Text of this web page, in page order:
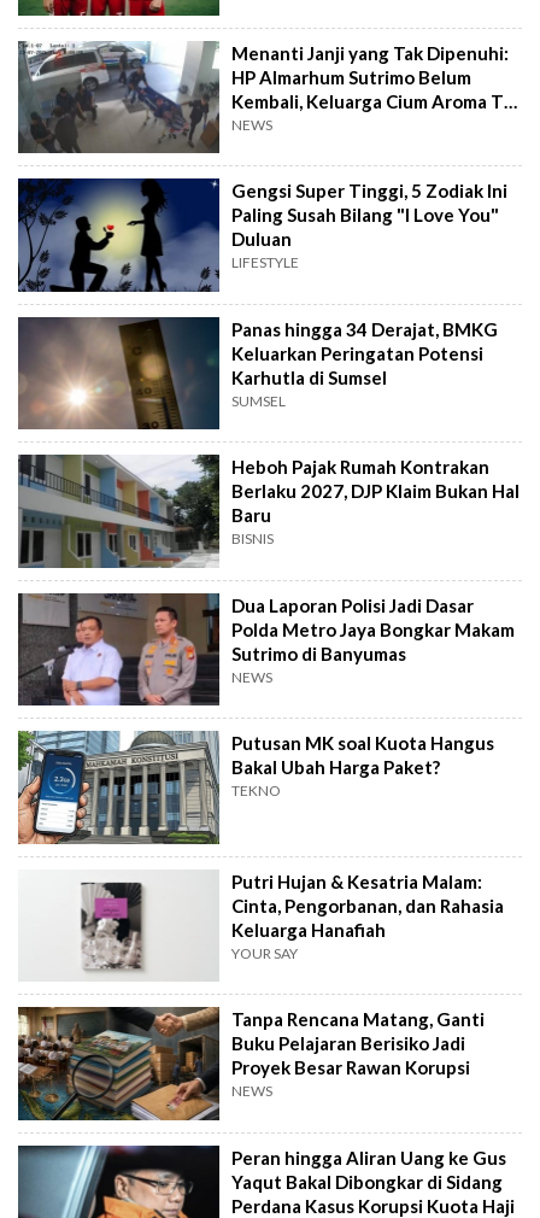
Menanti Janji yang Tak Dipenuhi:
HP Almarhum Sutrimo Belum
Kembali, Keluarga Cium Aroma Tak
Beres
NEWS
Gengsi Super Tinggi, 5 Zodiak Ini
Paling Susah Bilang "I Love You"
Duluan
LIFESTYLE
Panas hingga 34 Derajat, BMKG
Keluarkan Peringatan Potensi
Karhutla di Sumsel
SUMSEL
Heboh Pajak Rumah Kontrakan
Berlaku 2027, DJP Klaim Bukan Hal
Baru
BISNIS
Dua Laporan Polisi Jadi Dasar
Polda Metro Jaya Bongkar Makam
Sutrimo di Banyumas
NEWS
Putusan MK soal Kuota Hangus
Bakal Ubah Harga Paket?
TEKNO
Putri Hujan & Kesatria Malam:
Cinta, Pengorbanan, dan Rahasia
Keluarga Hanafiah
YOUR SAY
Tanpa Rencana Matang, Ganti
Buku Pelajaran Berisiko Jadi
Proyek Besar Rawan Korupsi
NEWS
Peran hingga Aliran Uang ke Gus
Yaqut Bakal Dibongkar di Sidang
Perdana Kasus Korupsi Kuota Haji